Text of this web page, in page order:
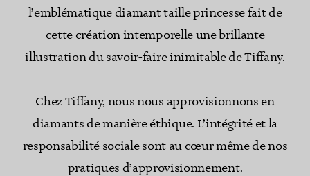
l’emblématique diamant taille princesse fait de
cette création intemporelle une brillante
illustration du savoir-faire inimitable de Tiffany.
Chez Tiffany, nous nous approvisionnons en
diamants de manière éthique. L’intégrité et la
responsabilité sociale sont au cœur même de nos
pratiques d’approvisionnement.